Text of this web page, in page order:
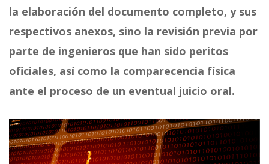
la elaboración del documento completo, y sus
respectivos anexos, sino la revisión previa por
parte de ingenieros que han sido peritos
oficiales, así como la comparecencia física
ante el proceso de un eventual juicio oral.